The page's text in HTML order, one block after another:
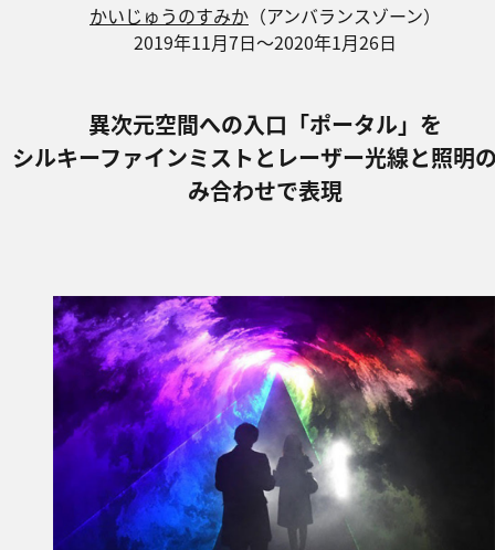
かいじゅうのすみか （アンバランスゾーン）
2019年11月7日～2020年1月26日
異次元空間への⼊⼝「ポータル」を
シルキーファインミストとレーザー光線と照明
み合わせで表現